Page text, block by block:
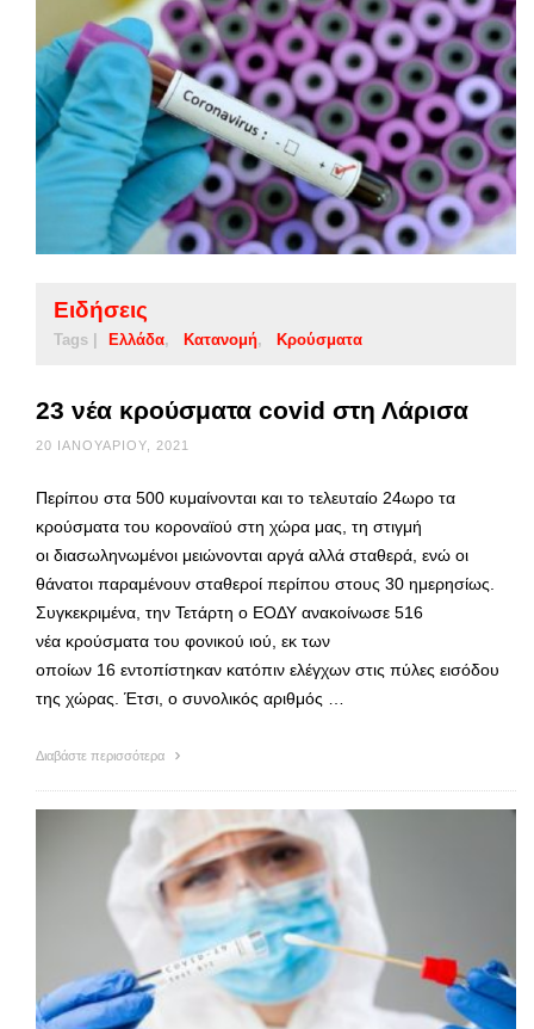
Ειδήσεις
Tags | Ελλάδα Κατανομή Κρούσματα
23 νέα κρούσματα covid στη Λάρισα
20 ΙΑΝΟΥΑΡΊΟΥ, 2021
Περίπου στα 500 κυμαίνονται και το τελευταίο 24ωρο τα
κρούσματα του κοροναϊού στη χώρα μας, τη στιγμή
οι διασωληνωμένοι μειώνονται αργά αλλά σταθερά, ενώ οι
θάνατοι παραμένουν σταθεροί περίπου στους 30 ημερησίως.
Συγκεκριμένα, την Τετάρτη ο ΕΟΔΥ ανακοίνωσε 516
νέα κρούσματα του φονικού ιού, εκ των
οποίων 16 εντοπίστηκαν κατόπιν ελέγχων στις πύλες εισόδου
της χώρας. Έτσι, ο συνολικός αριθμός …
Διαβάστε περισσότερα